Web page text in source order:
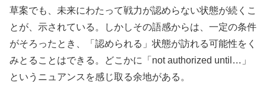
草案でも、未来にわたって戦力が認めらない状態が続くこ
とが、示されている。しかしその語感からは、一定の条件
がそろったとき、「認められる」状態が訪れる可能性をく
みとることはできる。どこかに「not authorized until…」
というニュアンスを感じ取る余地がある。